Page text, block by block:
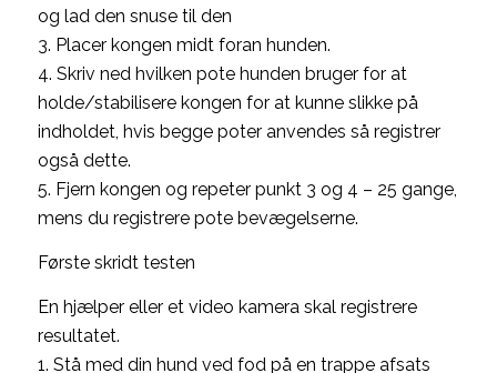
og lad den snuse til den
3. Placer kongen midt foran hunden.
4. Skriv ned hvilken pote hunden bruger for at
holde/stabilisere kongen for at kunne slikke på
indholdet, hvis begge poter anvendes så registrer
også dette.
5. Fjern kongen og repeter punkt 3 og 4 – 25 gange,
mens du registrere pote bevægelserne.
Første skridt testen
En hjælper eller et video kamera skal registrere
resultatet.
1. Stå med din hund ved fod på en trappe afsats